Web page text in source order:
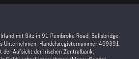
mit Sitz in 91 Pembroke Road, Ballsbridge,
Unternehmen. Handelsregisternummer 469391.
Aufsicht der irischen Zentralbank.